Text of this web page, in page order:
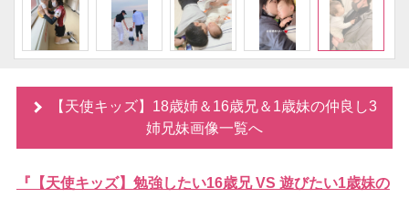
【天使キッズ】18歳姉＆16歳兄＆1歳妹の仲良し3
姉兄妹画像一覧へ
『【天使キッズ】勉強したい16歳兄 VS 遊びたい1歳妹の